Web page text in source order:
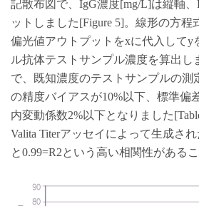
記散布図で、IgG濃度[mg/L]は縦軸、
ットしました[Figure 5]。線形の方程
偏光値アウトプットをxに代入してy
ル抗体テストサンプル濃度を算出し
で、既知濃度のテストサンプルの測
の精度バイアスが10%以下、標準偏
内変動係数2%以下となりました
Valita Titerアッセイによって生成さ
と0.99=R2という高い相関性がある